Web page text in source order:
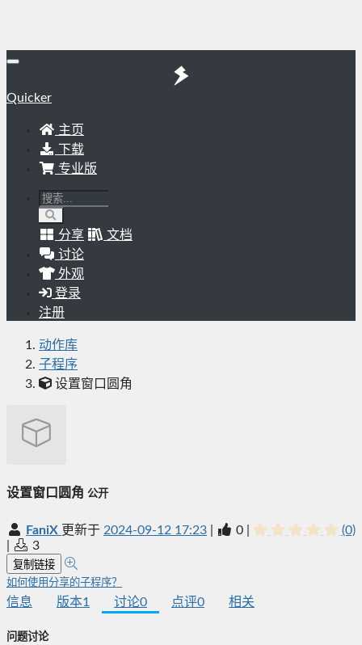
Quicker
主页
下载
专业版
分享
文档
讨论
外观
登录
注册
动作库
子程序
设置窗口圆角
设置窗口圆角 公开
FaniX 更新于 2024-09-12 17:23 0
(0)
3
复制链接
如何使用分享的子程序？
信息 版本1 讨论0 点评0 相关
问题讨论